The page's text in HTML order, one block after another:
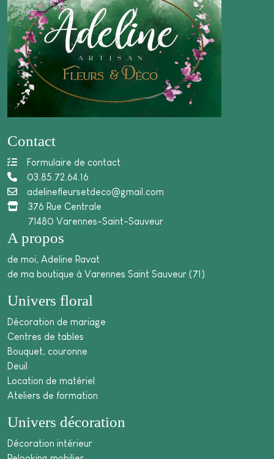
Contact
Formulaire de contact
03.85.72.64.16
adelinefleursetdeco@gmail.com
376 Rue Centrale
71480 Varennes-Saint-Sauveur
A propos
de moi, Adeline Ravat
de ma boutique à Varennes Saint Sauveur (71)
Univers floral
Décoration de mariage
Centres de tables
Bouquet, couronne
Deuil
Location de matériel
Ateliers de formation
Univers décoration
Décoration intérieur